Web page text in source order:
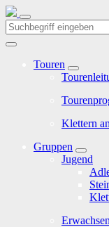
Touren
Klettern
Gruppen
Jugend